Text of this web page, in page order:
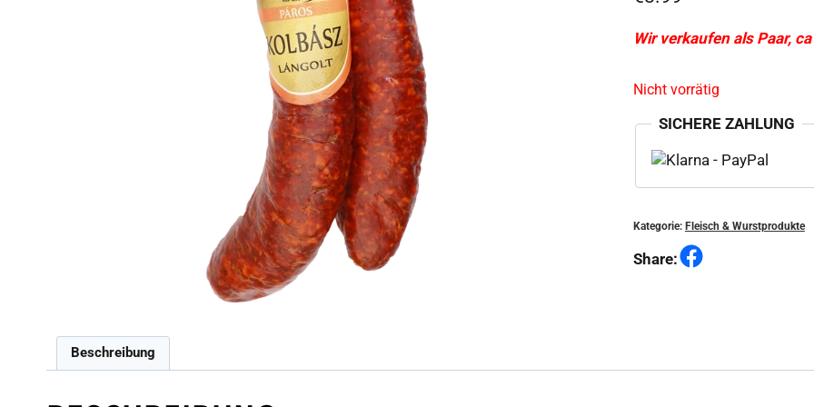
Wir verkaufen als Paar,
Nicht vorrätig
SICHERE ZAHLUNG
Kategorie: Fleisch & Wurstprodukte
Share:
Beschreibung